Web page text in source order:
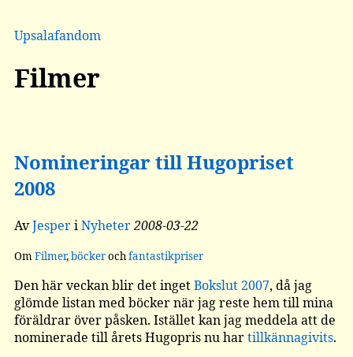
Upsalafandom
Filmer
Nomineringar till Hugopriset
2008
AvJesperiNyheter2008-03-22
OmFilmer,böckerochfantastikpriser
Den här veckan blir det ingetBokslut 2007, då jag
glömde listan med böcker när jag reste hem till mina
föräldrar över påsken. Istället kan jag meddela att de
nominerade till årets Hugopris nu hartillkännagivits.